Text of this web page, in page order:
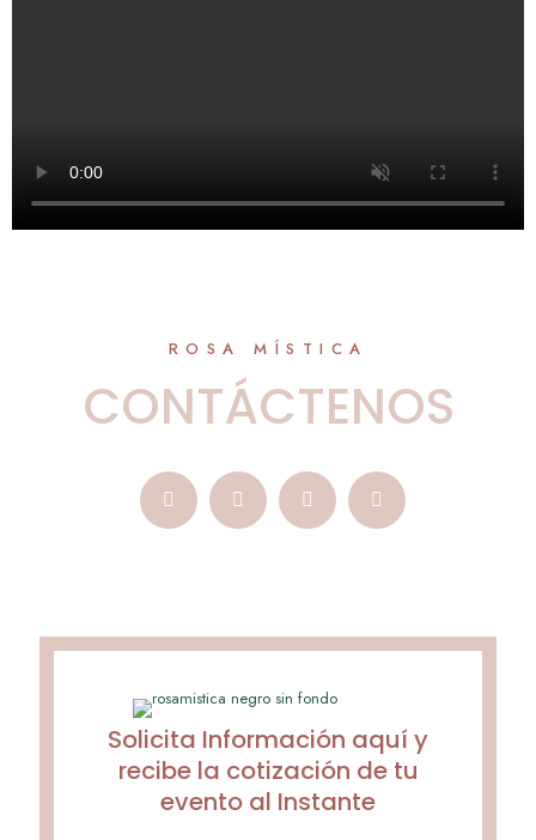
ROSA MÍSTICA
CONTÁCTENOS
Solicita Información aquí y
recibe la cotización de tu
evento al Instante